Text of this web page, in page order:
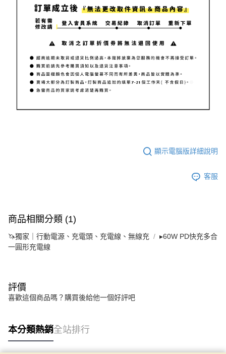
顯示電腦版詳細說明
客服
商品相關分類 (1)
🦄獨家｜行動電源、充電頭、充電線、無線充
▸60W PD快充多合
一圓形充電線
評價
喜歡這個商品嗎？購買後給他一個好評吧
本分類熱銷全站排行